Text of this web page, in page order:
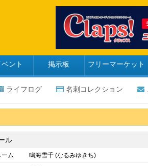
ベント 掲示板 フリーマーケット
ライフログ 名刺コレクション
ル
ム 鳴海雪千 (なるみゆきち)